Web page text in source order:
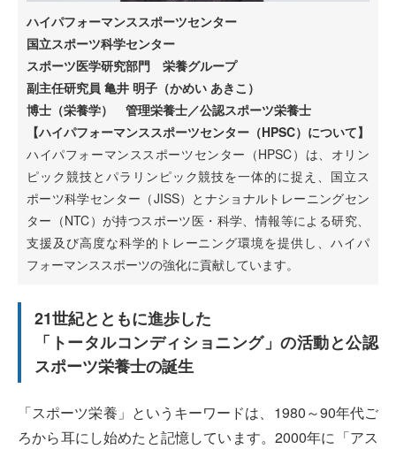
ハイパフォーマンススポーツセンター
国立スポーツ科学センター
スポーツ医学研究部門 栄養グループ
副主任研究員 亀井 明子（かめい あきこ）
博士（栄養学） 管理栄養士／公認スポーツ栄養士
【ハイパフォーマンススポーツセンター（HPSC）について】
ハイパフォーマンススポーツセンター（HPSC）は、オリン
ピック競技とパラリンピック競技を一体的に捉え、国立ス
ポーツ科学センター（JISS）とナショナルトレーニングセン
ター（NTC）が持つスポーツ医・科学、情報等による研究、
支援及び高度な科学的トレーニング環境を提供し、ハイパ
フォーマンススポーツの強化に貢献しています。
21世紀とともに進歩した
「トータルコンディショニング」の活動と公認
スポーツ栄養士の誕生
「スポーツ栄養」というキーワードは、1980～90年代ご
ろから耳にし始めたと記憶しています。2000年に「アス